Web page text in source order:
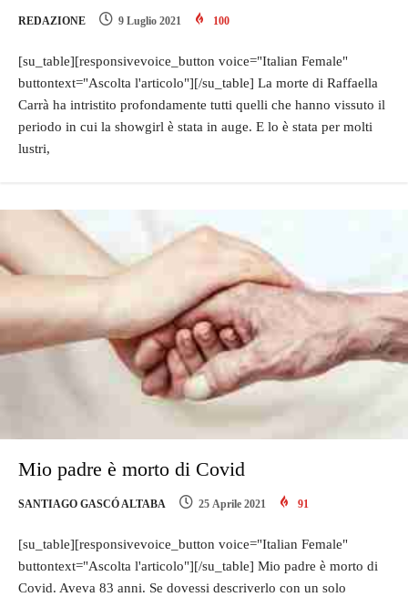
REDAZIONE 9 Luglio 2021 100
[su_table][responsivevoice_button voice="Italian Female"
buttontext="Ascolta l'articolo"][/su_table] La morte di Raffaella
Carrà ha intristito profondamente tutti quelli che hanno vissuto il
periodo in cui la showgirl è stata in auge. E lo è stata per molti
lustri,
Mio padre è morto di Covid
SANTIAGO GASCÓ ALTABA 25 Aprile 2021 91
[su_table][responsivevoice_button voice="Italian Female"
buttontext="Ascolta l'articolo"][/su_table] Mio padre è morto di
Covid. Aveva 83 anni. Se dovessi descriverlo con un solo